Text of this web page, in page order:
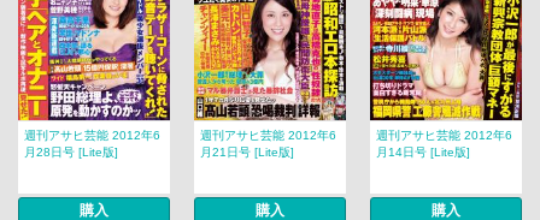
週刊アサヒ芸能 2012年6
月28日号 [Lite版]
購入
週刊アサヒ芸能 2012年6
月21日号 [Lite版]
購入
週刊アサヒ芸能 2012年6
月14日号 [Lite版]
購入